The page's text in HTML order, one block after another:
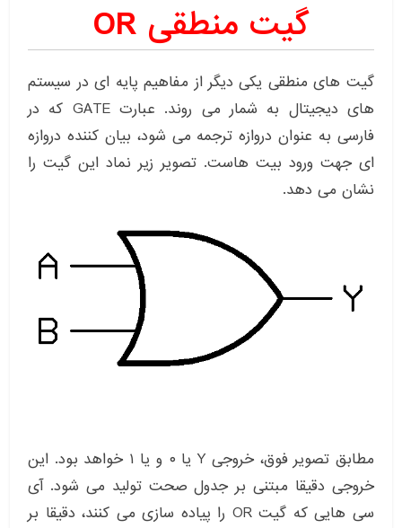
گیت منطقی OR
گیت های منطقی یکی دیگر از مفاهیم پایه ای در سیستم
های دیجیتال به شمار می روند. عبارت GATE که در
فارسی به عنوان دروازه ترجمه می شود، بیان کننده دروازه
ای جهت ورود بیت هاست. تصویر زیر نماد این گیت را
نشان می دهد.
مطابق تصویر فوق، خروجی Y یا ۰ و یا ۱ خواهد بود. این
خروجی دقیقا مبتنی بر جدول صحت تولید می شود. آی
سی هایی که گیت OR را پیاده سازی می کنند، دقیقا بر